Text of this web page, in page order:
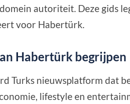
autoriteit. Deze gids
voor Habertürk.
Habertürk begrijpen
Turks nieuwsplatform dat
lifestyle en